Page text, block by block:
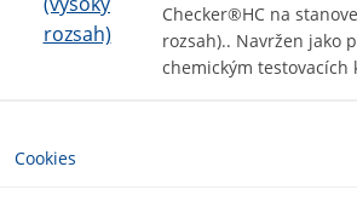
Checker®HC na
rozsah).. Navržen jako
chemickým testovacích
Cookies